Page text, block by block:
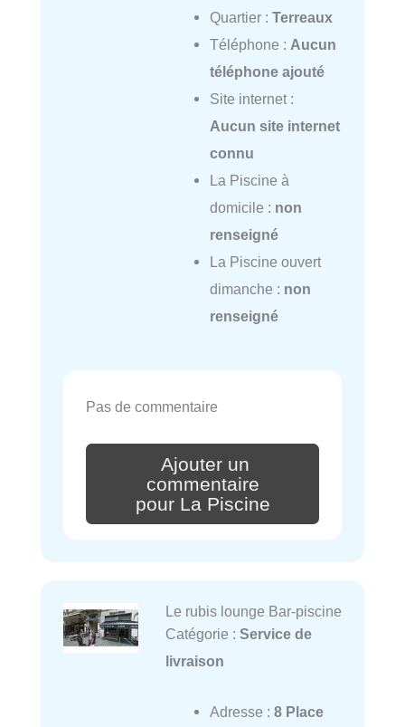
Quartier : Terreaux
Téléphone : Aucun
téléphone ajouté
Site internet :
Aucun site internet
connu
La Piscine à
domicile : non
renseigné
La Piscine ouvert
dimanche : non
renseigné
Pas de commentaire
Ajouter un
commentaire
pour La Piscine
Le rubis lounge Bar-piscine
Catégorie : Service de
livraison
Adresse : 8 Place